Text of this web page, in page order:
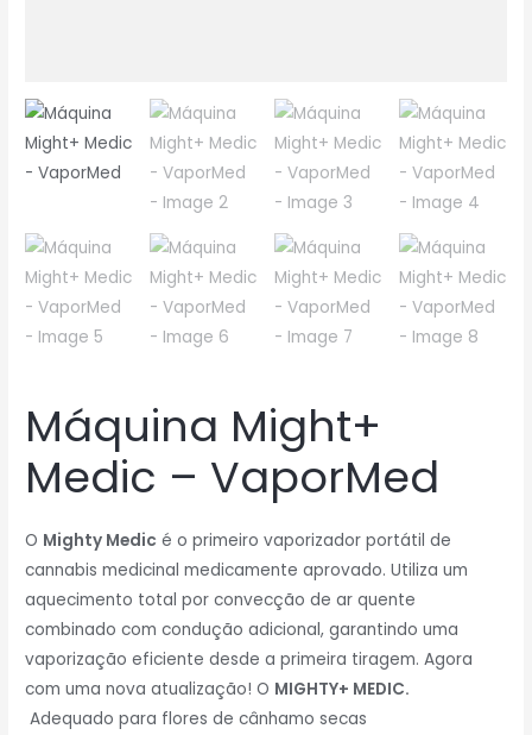
Máquina Might+
Medic – VaporMed
O Mighty Medic é o primeiro vaporizador portátil de
cannabis medicinal medicamente aprovado. Utiliza um
aquecimento total por convecção de ar quente
combinado com condução adicional, garantindo uma
vaporização eficiente desde a primeira tiragem. Agora
com uma nova atualização! O MIGHTY+ MEDIC.
Adequado para flores de cânhamo secas